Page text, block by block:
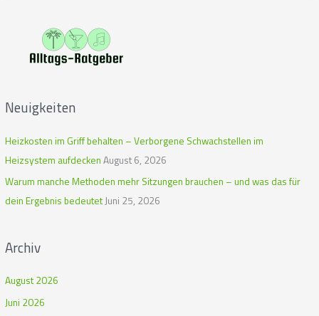
a
c
h
Neuigkeiten
Heizkosten im Griff behalten – Verborgene Schwachstellen im
Heizsystem aufdecken August 6, 2026
Warum manche Methoden mehr Sitzungen brauchen – und was das für
dein Ergebnis bedeutetJuni 25, 2026
Archiv
August 2026
Juni 2026